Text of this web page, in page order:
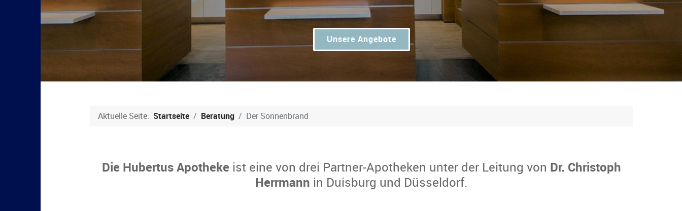
Unsere Angebote
Aktuelle Seite: Startseite Beratung Der Sonnenbrand
Die Hubertus Apotheke ist eine von drei Partner-Apotheken unter der Leitung von Dr. Christoph
Herrmann in Duisburg und Düsseldorf.